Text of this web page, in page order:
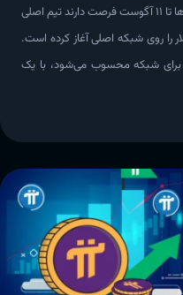
شمارش معکوس برای ارتقای پای نتورک؛ نودها تا ۱۱ آگوست فرصت دارند تیم اصلی
فرآیند پیاده‌سازی پروتکل ۲۶ استلار را روی شبکه اصلی آغاز کرده است.
برای شبکه محسوب می‌شود، با یک